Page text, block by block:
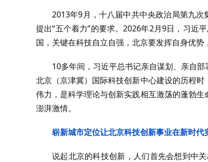
2013年9月，十八届中共中央政治局第九
提出“五个着力”的要求。2026年2月9日，习近
国，关键在科技自立自强，北京要发挥自身优势
10多年间，习近平总书记亲自谋划、亲自
北京（京津冀）国际科技创新中心建设的历程
伟力，是科学理论与创新实践相互激荡的蓬勃
澎湃激情。
崭新城市定位让北京科技创新事业在新时代
说起北京的科技创新，人们首先会想到中